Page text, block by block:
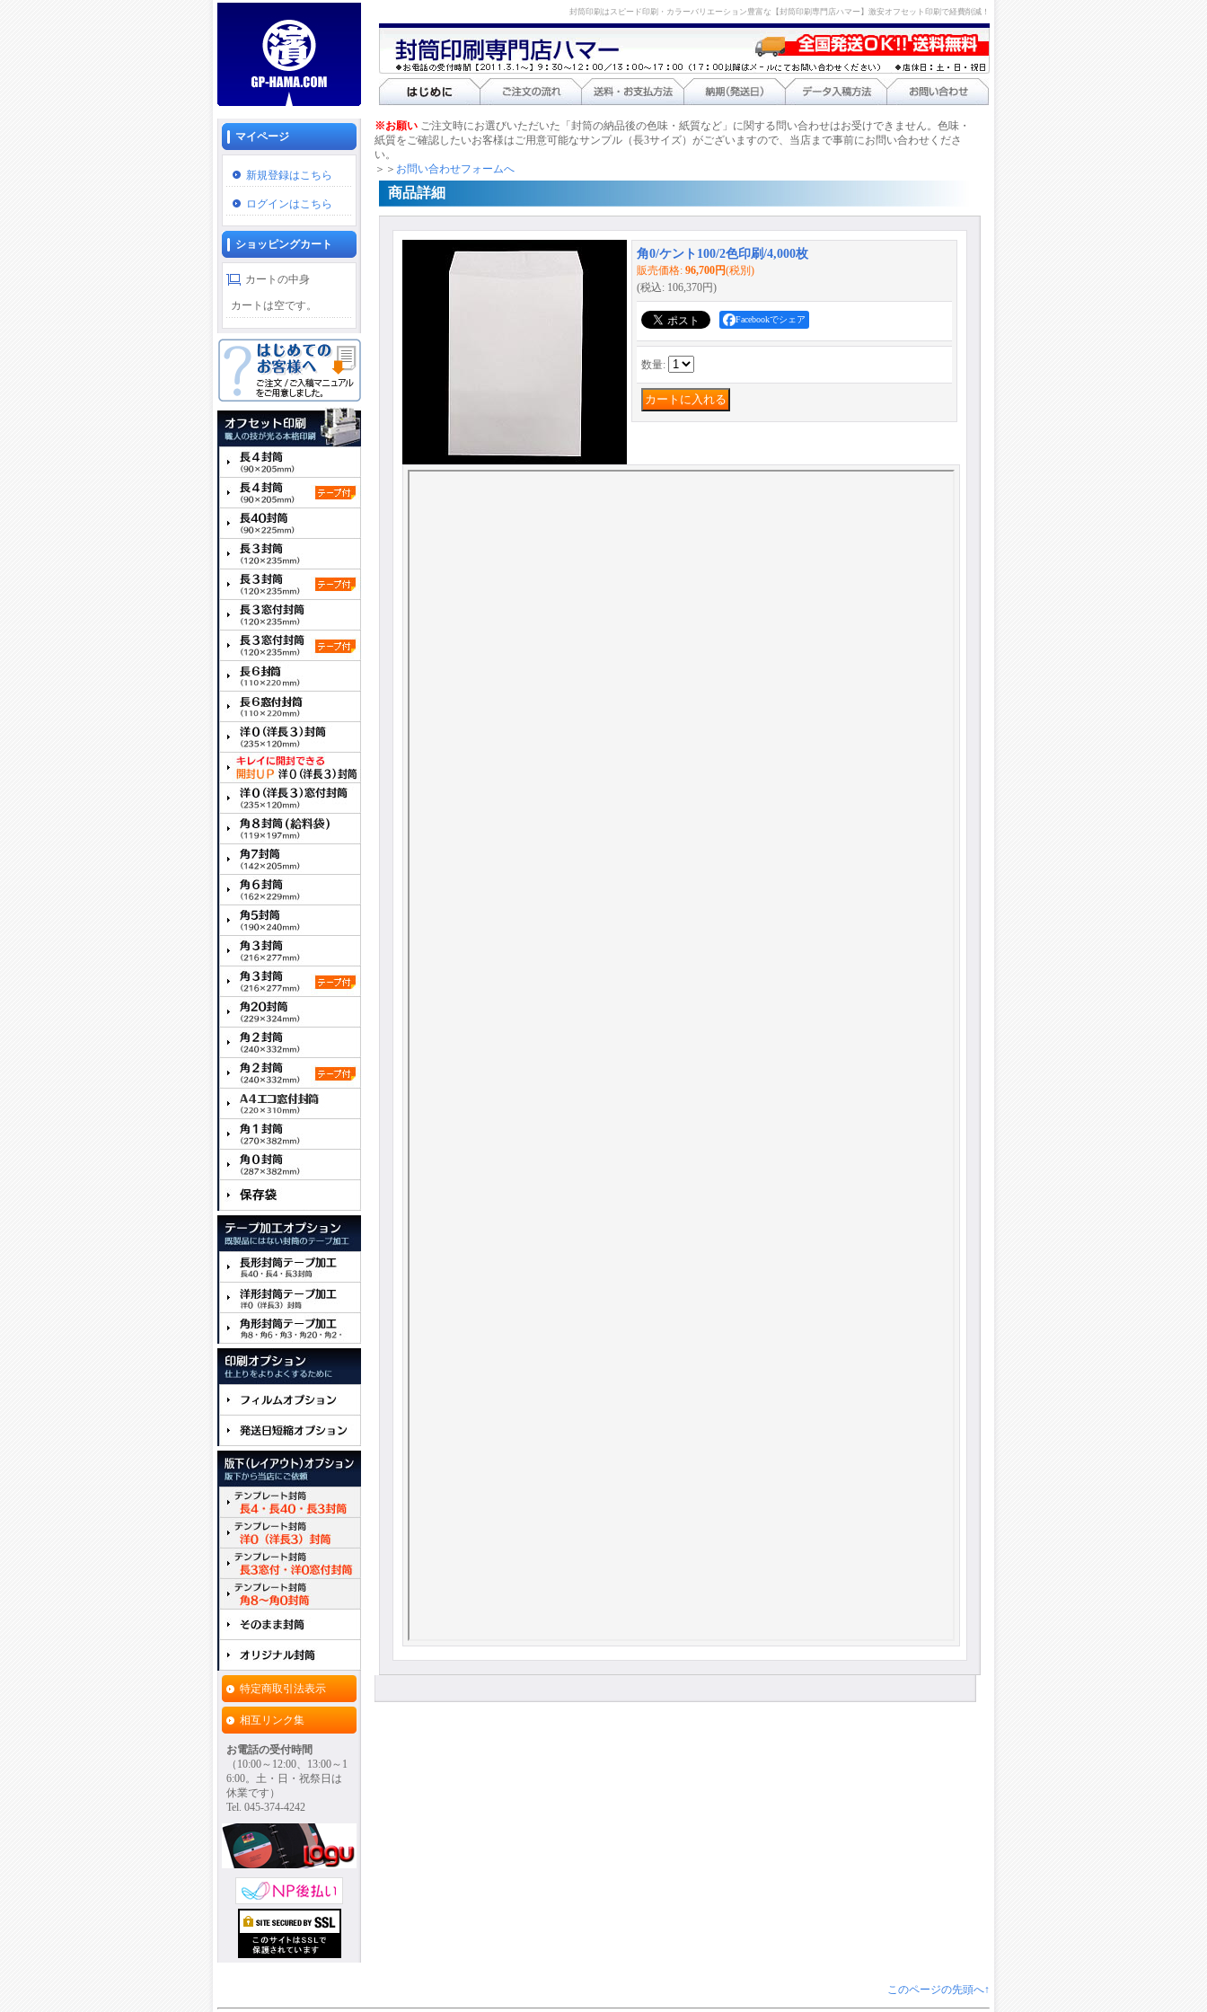
封筒印刷はスピード印刷・カラーバリエーション豊富な【封筒印刷専門店ハマー】激安オフセット印刷で経費削減！
マイページ
新規登録はこちら
ログインはこちら
ショッピングカート
カートの中身
カートは空です。
特定商取引法表示
相互リンク集
お電話の受付時間
（10:00～12:00、13:00～1
6:00。土・日・祝祭日は
休業です）
Tel. 045-374-4242
※お願い ご注文時にお選びいただいた「封筒の納品後の色味・紙質など」に関する問い合わせはお受けできません。色味・
紙質をご確認したいお客様はご用意可能なサンプル（長3サイズ）がございますので、当店まで事前にお問い合わせくださ
い。
＞＞ お問い合わせフォームへ
商品詳細
角0/ケント100/2色印刷/4,000枚
販売価格: 96,700円(税別)
(税込: 106,370円)
Facebookでシェア
数量:
このページの先頭へ↑